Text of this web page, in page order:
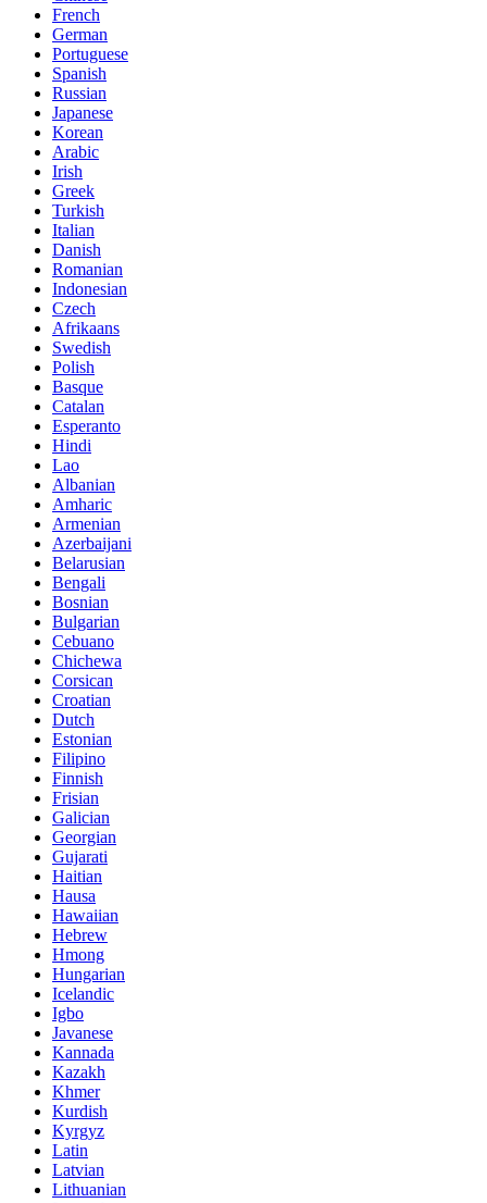
French
German
Portuguese
Spanish
Russian
Japanese
Korean
Arabic
Irish
Greek
Turkish
Italian
Danish
Romanian
Indonesian
Czech
Afrikaans
Swedish
Polish
Basque
Catalan
Esperanto
Hindi
Lao
Albanian
Amharic
Armenian
Azerbaijani
Belarusian
Bengali
Bosnian
Bulgarian
Cebuano
Chichewa
Corsican
Croatian
Dutch
Estonian
Filipino
Finnish
Frisian
Galician
Georgian
Gujarati
Haitian
Hausa
Hawaiian
Hebrew
Hmong
Hungarian
Icelandic
Igbo
Javanese
Kannada
Kazakh
Khmer
Kurdish
Kyrgyz
Latin
Latvian
Lithuanian